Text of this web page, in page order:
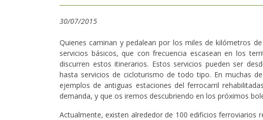
30/07/2015
Quienes caminan y pedalean por los miles de kilómetros
servicios básicos, que con frecuencia escasean en los
discurren estos itinerarios. Estos servicios pueden ser
hasta servicios de cicloturismo de todo tipo. En muchas
ejemplos de antiguas estaciones del ferrocarril
demanda, y que os iremos descubriendo en los próximos
Actualmente, existen alrededor de 100 edificios ferroviarios